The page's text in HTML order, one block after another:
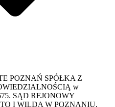
POZNAŃ SPÓŁKA Z
w
SĄD REJONOWY
I WILDA W POZNANIU,